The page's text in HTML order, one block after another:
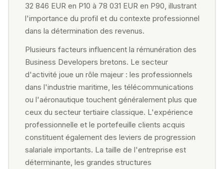
32 846 EUR en P10 à 78 031 EUR en P90, illustrant
l'importance du profil et du contexte professionnel
dans la détermination des revenus.
Plusieurs facteurs influencent la rémunération des
Business Developers bretons. Le secteur
d'activité joue un rôle majeur : les professionnels
dans l'industrie maritime, les télécommunications
ou l'aéronautique touchent généralement plus que
ceux du secteur tertiaire classique. L'expérience
professionnelle et le portefeuille clients acquis
constituent également des leviers de progression
salariale importants. La taille de l'entreprise est
déterminante, les grandes structures